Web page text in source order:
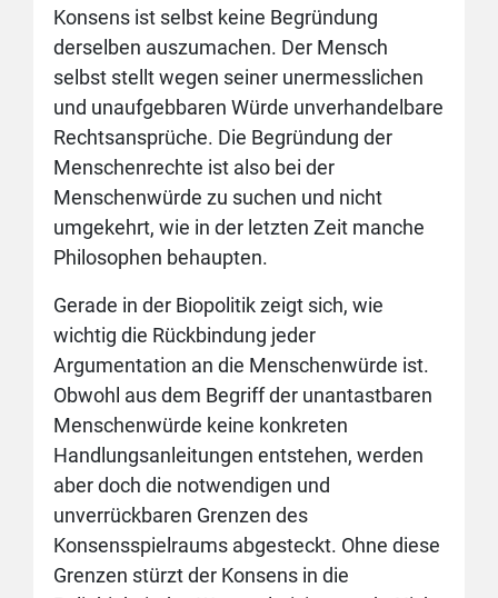
Konsens ist selbst keine Begründung
derselben auszumachen. Der Mensch
selbst stellt wegen seiner unermesslichen
und unaufgebbaren Würde unverhandelbare
Rechtsansprüche. Die Begründung der
Menschenrechte ist also bei der
Menschenwürde zu suchen und nicht
umgekehrt, wie in der letzten Zeit manche
Philosophen behaupten.
Gerade in der Biopolitik zeigt sich, wie
wichtig die Rückbindung jeder
Argumentation an die Menschenwürde ist.
Obwohl aus dem Begriff der unantastbaren
Menschenwürde keine konkreten
Handlungsanleitungen entstehen, werden
aber doch die notwendigen und
unverrückbaren Grenzen des
Konsensspielraums abgesteckt. Ohne diese
Grenzen stürzt der Konsens in die